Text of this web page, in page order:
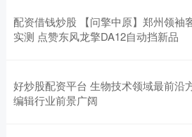
配资借钱炒股 【问擎中原】郑州领袖
实测 点赞东风龙擎DA12自动挡新品
好炒股配资平台 生物技术领域最前沿
编辑行业前景广阔